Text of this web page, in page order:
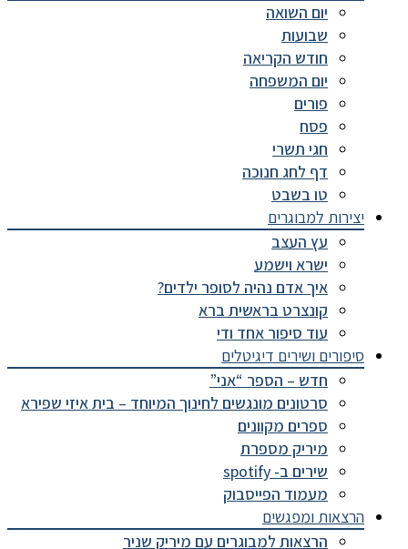
יום השואה
שבועות
חודש הקריאה
יום המשפחה
פורים
פסח
חגי תשרי
דף לחג חנוכה
טו בשבט
יצירות למבוגרים
עץ העצב
ישרא וישמע
איך אדם נהיה לסופר ילדים?
קונצרט בראשית ברא
עוד סיפור אחד ודי
סיפורים ושירים דיגיטלים
חדש – הספר “אני”
סרטונים מונגשים לחינוך המיוחד – בית איזי שפירא
ספרים מקוונים
מיריק מספרת
שירים ב- spotify
מעמוד הפייסבוק
הרצאות ומפגשים
הרצאות למבוגרים עם מיריק שניר